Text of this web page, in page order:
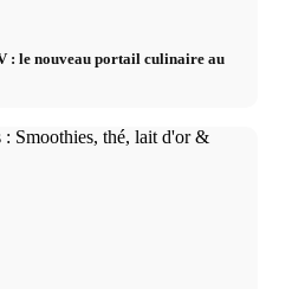
: le nouveau portail culinaire au